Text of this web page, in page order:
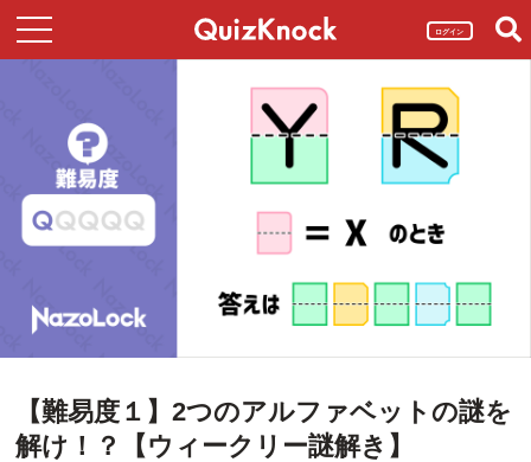
ログイン
【難易度１】2つのアルファベットの謎を
解け！？【ウィークリー謎解き】